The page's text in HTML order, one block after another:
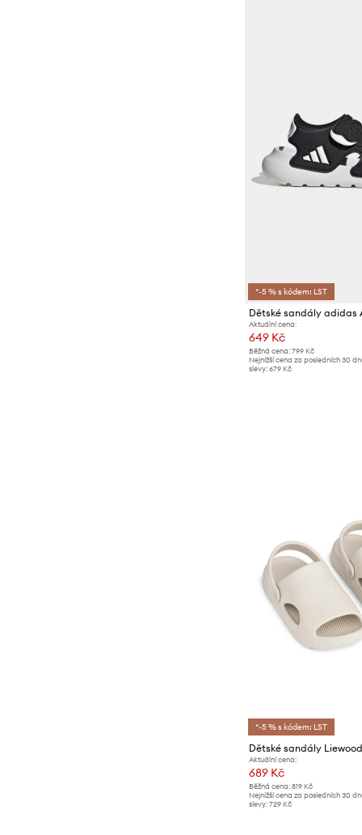
*-5 % s kódem: LST
Dětské sandály adidas
Aktuální cena:
649 Kč
Běžná cena: 799 Kč
Nejnižší cena za posledních 30
slevy: 679 Kč
*-5 % s kódem: LST
Dětské sandály Liewood
Aktuální cena:
689 Kč
Běžná cena: 819 Kč
Nejnižší cena za posledních 30
slevy: 729 Kč